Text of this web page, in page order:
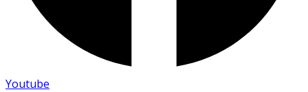
Youtube